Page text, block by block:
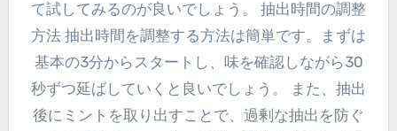
て試してみるのが良いでしょう。 抽出時間の調整
方法 抽出時間を調整する方法は簡単です。まずは
基本の3分からスタートし、味を確認しながら30
秒ずつ延ばしていくと良いでしょう。 また、抽出
後にミントを取り出すことで、過剰な抽出を防ぐ